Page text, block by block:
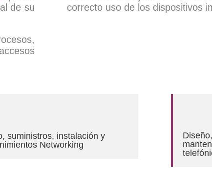
de su
correcto uso de los dispositivos
suministros, instalación y
Networking